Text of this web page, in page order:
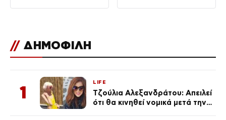
// ΔΗΜΟΦΙΛΗ
1
LIFE
Τζούλια Αλεξανδράτου: Απειλεί
ότι θα κινηθεί νομικά μετά την